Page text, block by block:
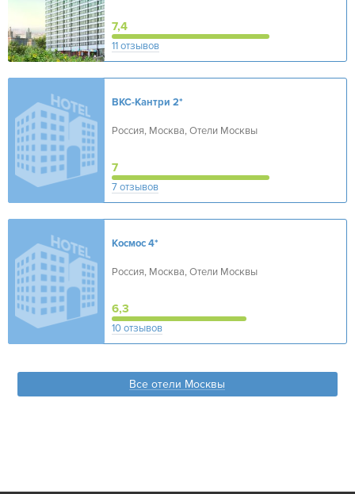
7,4
11 отзывов
ВКС-Кантри 2*
Россия, Москва, Отели Москвы
7
7 отзывов
Космос4*
Россия, Москва, Отели Москвы
6,3
10 отзывов
Все отели Москвы